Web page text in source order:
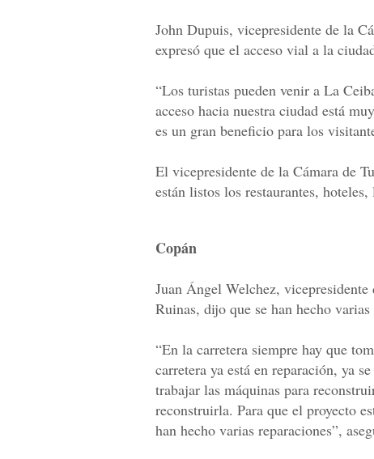
John Dupuis, vicepresidente de la
expresó que el acceso vial a la
“Los turistas pueden venir a La
acceso hacia nuestra ciudad está
es un gran beneficio para los
El vicepresidente de la Cámara de
están listos los restaurantes,
Copán
Juan Ángel Welchez,
Ruinas, dijo que se han hecho
“En la carretera siempre hay que
carretera ya está en reparación, ya
trabajar las máquinas para
reconstruirla. Para que el proyecto
han hecho varias reparaciones”,